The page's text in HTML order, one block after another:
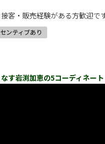
客・販売経験がある方歓迎で
ンティブあり
す岩渕加恵の5コーディネート